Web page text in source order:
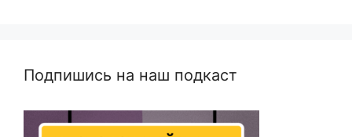
Подпишись на наш подкаст